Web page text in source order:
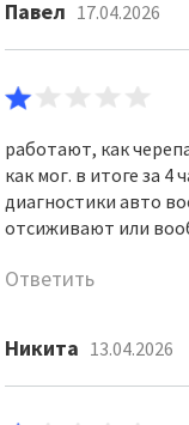
Павел 17.04.2026
работают, как
как мог. в итоге за 4
диагностики авто
отсиживают или
Ответить
Никита 13.04.2026